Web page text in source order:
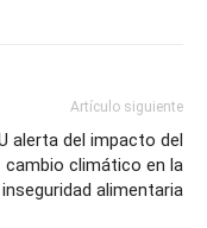
Artículo siguiente
alerta del impacto del
cambio climático en la
inseguridad alimentaria